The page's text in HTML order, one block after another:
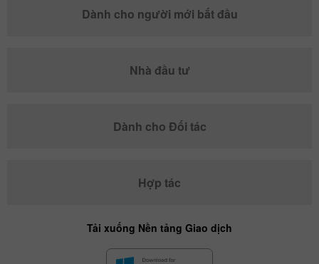
Dành cho người mới bắt đầu
Nhà đầu tư
Dành cho Đối tác
Hợp tác
Tải xuống Nền tảng Giao dịch